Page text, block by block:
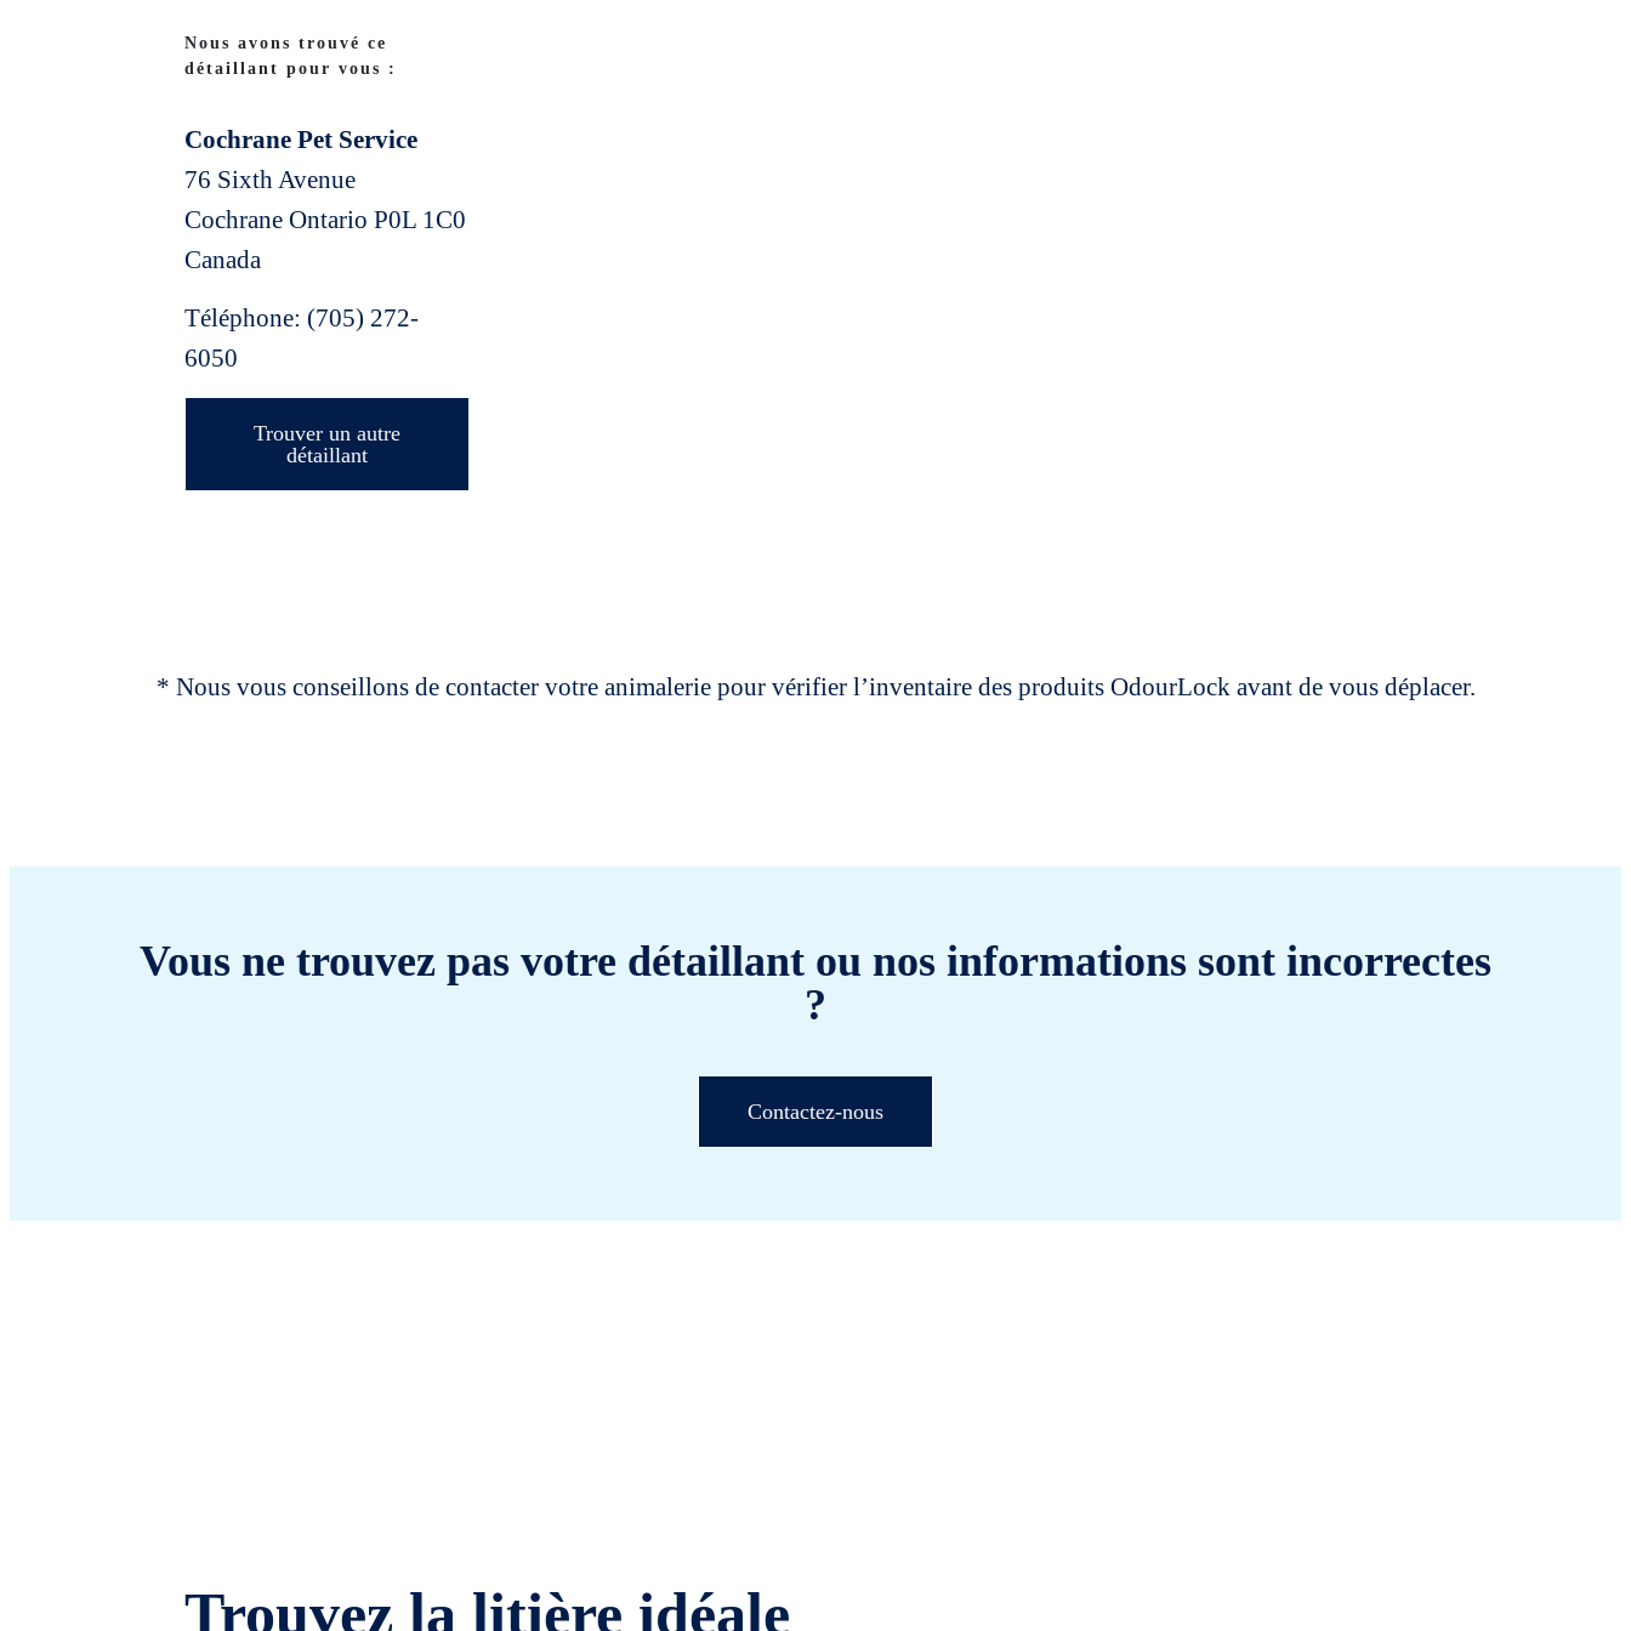
Nous avons trouvé ce
détaillant pour vous :
Cochrane Pet Service
76 Sixth Avenue
Cochrane Ontario P0L 1C0
Canada
Téléphone: (705) 272-
6050
Trouver un autre
détaillant
* Nous vous conseillons de contacter votre animalerie pour vérifier l’inventaire des produits OdourLock avant de vous déplacer.
Vous ne trouvez pas votre détaillant ou nos informations sont incorrectes
?
Contactez-nous
Trouvez la litière idéale